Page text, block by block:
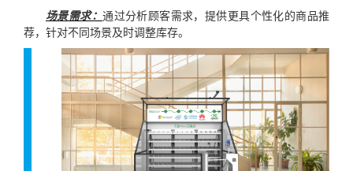
场景需求：通过分析顾客需求，提供更具个性化的商品推
荐，针对不同场景及时调整库存。